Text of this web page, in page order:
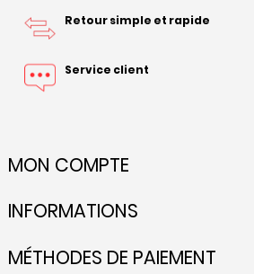
Retour simple et rapide
Service client
MON COMPTE
INFORMATIONS
MÉTHODES DE PAIEMENT